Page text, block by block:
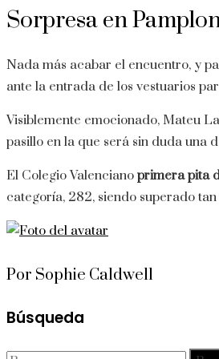
Sorpresa en
Nada más acabar el encuentro, y
ante la entrada de los vestuarios
Visiblemente emocionado, Mateu
pasillo en la que será sin duda una
El Colegio Valenciano primera pita
categoría, 282, siendo superado
Por Sophie Caldwell
Búsqueda